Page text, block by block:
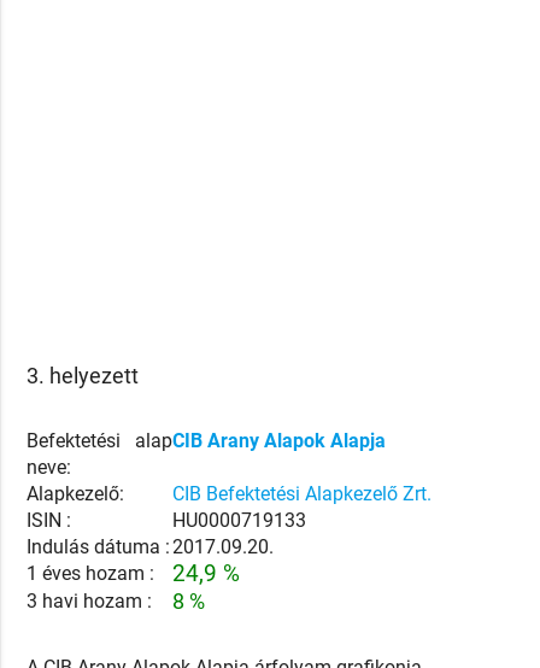
3. helyezett
Befektetési alap
neve:
CIB Arany Alapok Alapja
Alapkezelő:
CIB Befektetési Alapkezelő Zrt.
ISIN :
HU0000719133
Indulás dátuma :2017.09.20.
1 éves hozam :
24,9 %
3 havi hozam : 8 %